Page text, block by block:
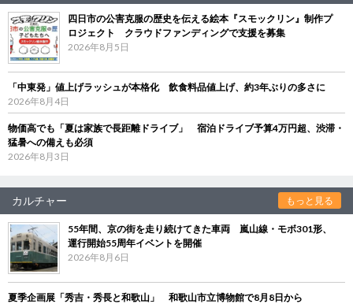
四日市の公害克服の歴史を伝える絵本『スモックリン』制作プ
ロジェクト クラウドファンディングで支援を募集
2026年8月5日
「中東発」値上げラッシュが本格化 飲食料品値上げ、約3年ぶりの多さに
2026年8月4日
物価高でも「夏は家族で長距離ドライブ」 宿泊ドライブ予算4万円超、渋滞・
猛暑への備えも必須
2026年8月3日
カルチャー もっと見る
55年間、京の街を走り続けてきた車両 嵐山線・モボ301形、
運行開始55周年イベントを開催
2026年8月6日
夏季企画展「秀吉・秀長と和歌山」 和歌山市立博物館で8月8日から